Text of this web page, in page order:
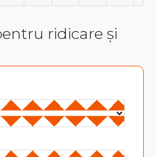
ridicare și